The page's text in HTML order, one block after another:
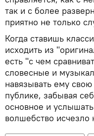
так и с более
приятно не только
Когда ставишь
исходить из
есть "с чем
словесные и
навязывать ему
публике, забывая
основное и
волшебство исчезло